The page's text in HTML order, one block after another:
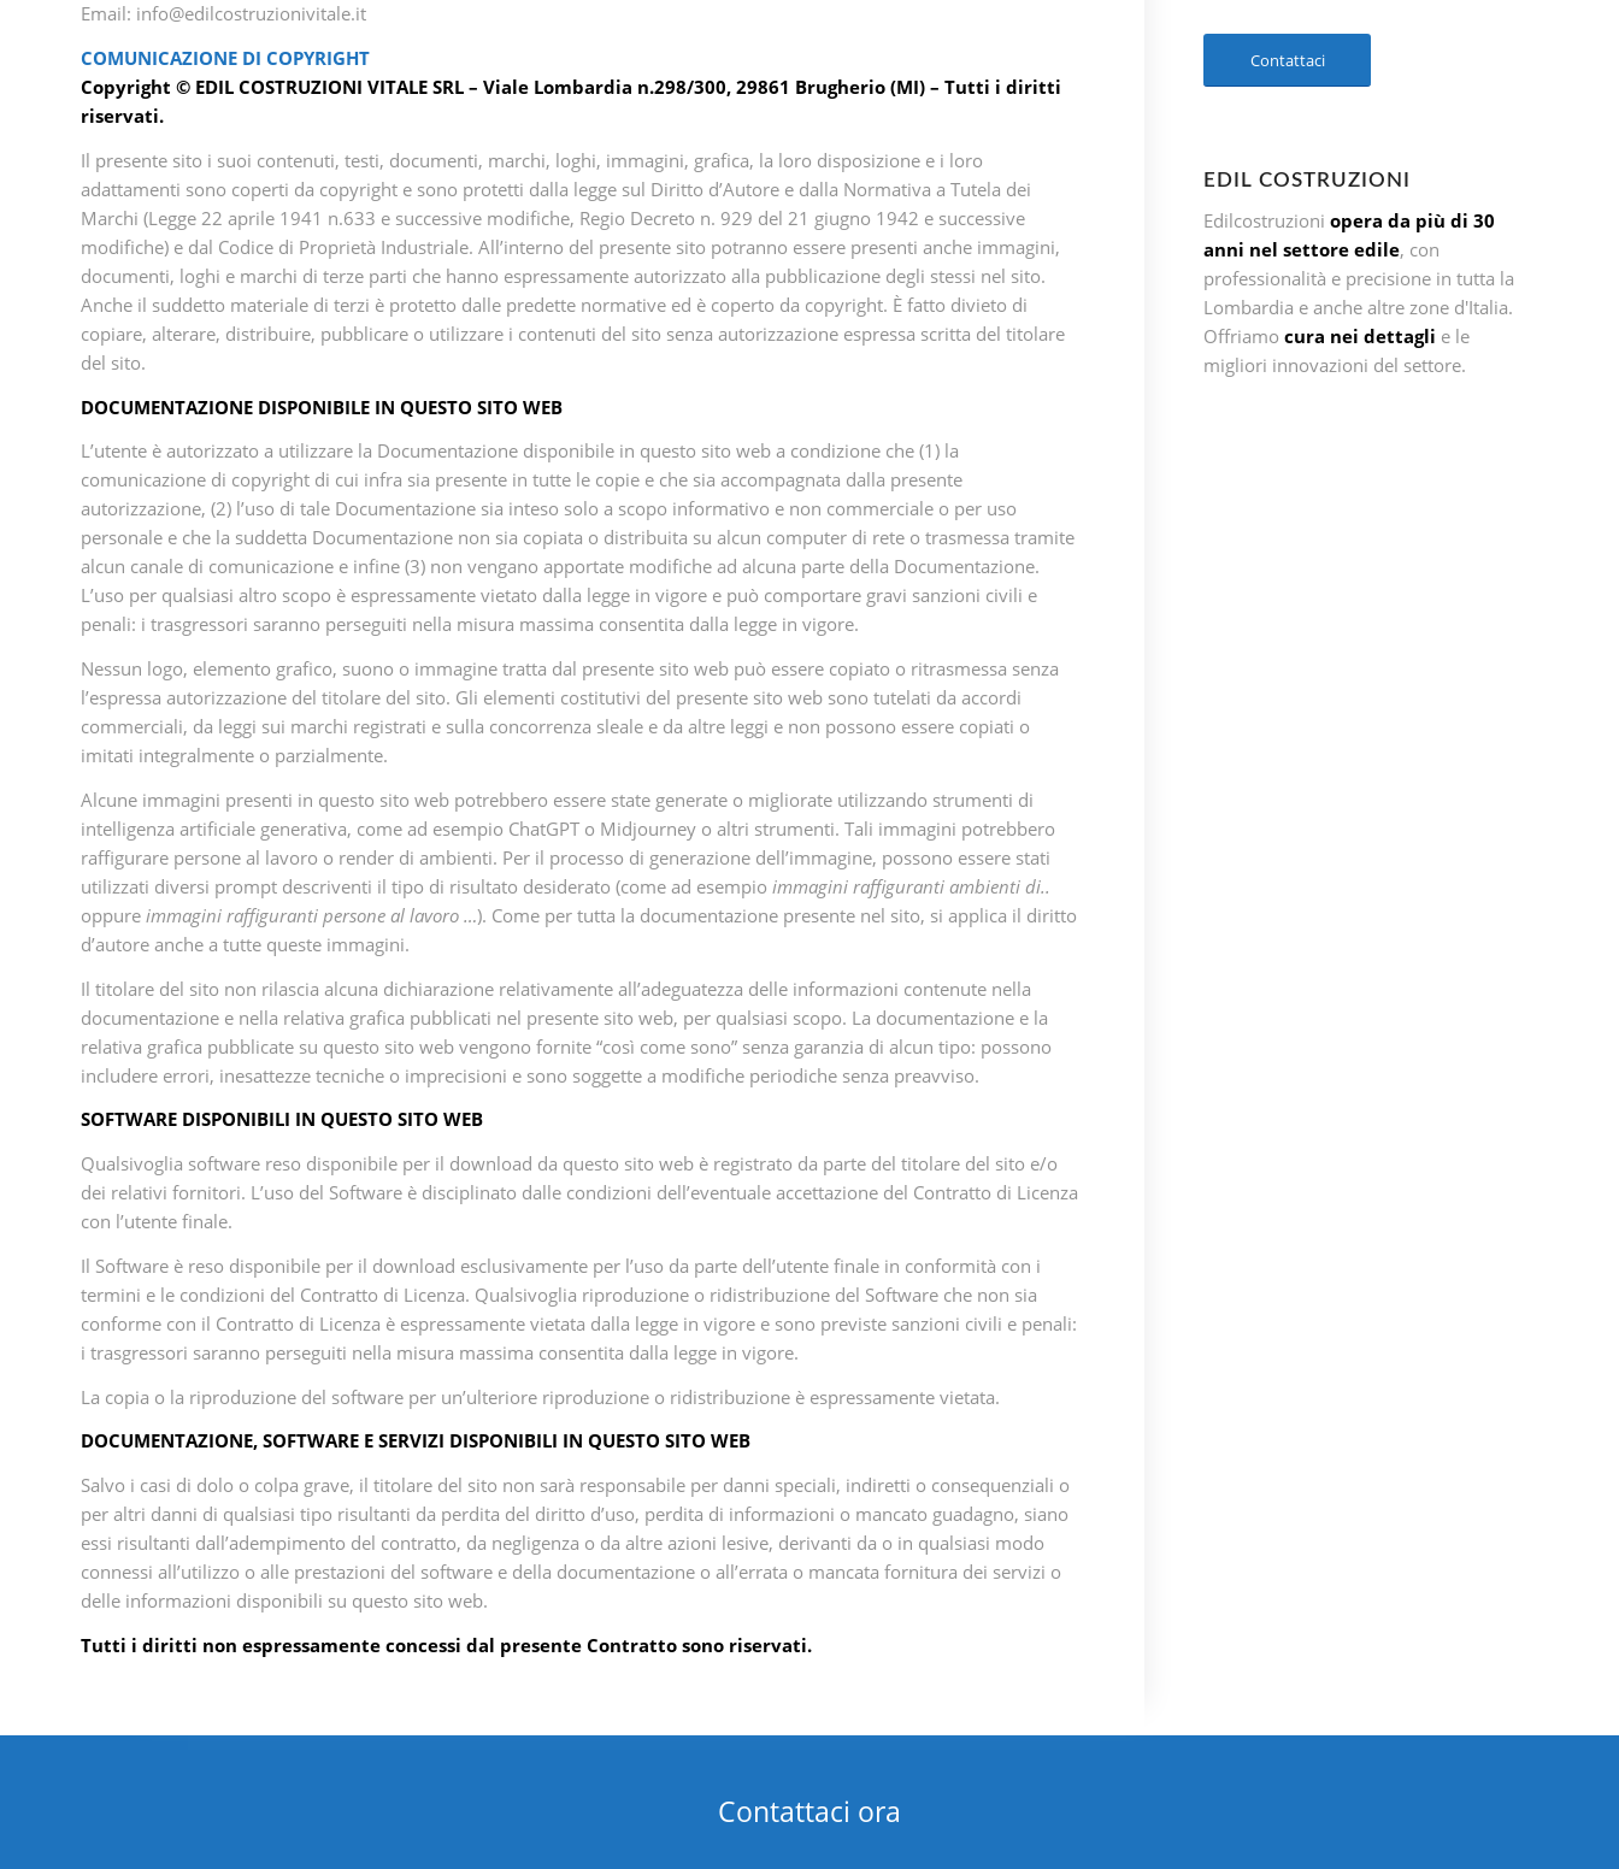
Email: info@edilcostruzionivitale.it
COMUNICAZIONE DI COPYRIGHT
Copyright © EDIL COSTRUZIONI VITALE SRL – Viale Lombardia n.298/300, 29861 Brugherio (MI) – Tutti i diritti
riservati.
Il presente sito i suoi contenuti, testi, documenti, marchi, loghi, immagini, grafica, la loro disposizione e i loro
adattamenti sono coperti da copyright e sono protetti dalla legge sul Diritto d’Autore e dalla Normativa a Tutela dei
Marchi (Legge 22 aprile 1941 n.633 e successive modifiche, Regio Decreto n. 929 del 21 giugno 1942 e successive
modifiche) e dal Codice di Proprietà Industriale. All’interno del presente sito potranno essere presenti anche immagini,
documenti, loghi e marchi di terze parti che hanno espressamente autorizzato alla pubblicazione degli stessi nel sito.
Anche il suddetto materiale di terzi è protetto dalle predette normative ed è coperto da copyright. È fatto divieto di
copiare, alterare, distribuire, pubblicare o utilizzare i contenuti del sito senza autorizzazione espressa scritta del titolare
del sito.
DOCUMENTAZIONE DISPONIBILE IN QUESTO SITO WEB
L’utente è autorizzato a utilizzare la Documentazione disponibile in questo sito web a condizione che (1) la
comunicazione di copyright di cui infra sia presente in tutte le copie e che sia accompagnata dalla presente
autorizzazione, (2) l’uso di tale Documentazione sia inteso solo a scopo informativo e non commerciale o per uso
personale e che la suddetta Documentazione non sia copiata o distribuita su alcun computer di rete o trasmessa tramite
alcun canale di comunicazione e infine (3) non vengano apportate modifiche ad alcuna parte della Documentazione.
L’uso per qualsiasi altro scopo è espressamente vietato dalla legge in vigore e può comportare gravi sanzioni civili e
penali: i trasgressori saranno perseguiti nella misura massima consentita dalla legge in vigore.
Nessun logo, elemento grafico, suono o immagine tratta dal presente sito web può essere copiato o ritrasmessa senza
l’espressa autorizzazione del titolare del sito. Gli elementi costitutivi del presente sito web sono tutelati da accordi
commerciali, da leggi sui marchi registrati e sulla concorrenza sleale e da altre leggi e non possono essere copiati o
imitati integralmente o parzialmente.
Alcune immagini presenti in questo sito web potrebbero essere state generate o migliorate utilizzando strumenti di
intelligenza artificiale generativa, come ad esempio ChatGPT o Midjourney o altri strumenti. Tali immagini potrebbero
raffigurare persone al lavoro o render di ambienti. Per il processo di generazione dell’immagine, possono essere stati
utilizzati diversi prompt descriventi il tipo di risultato desiderato (come ad esempio immagini raffiguranti ambienti di..
oppure immagini raffiguranti persone al lavoro …). Come per tutta la documentazione presente nel sito, si applica il diritto
d’autore anche a tutte queste immagini.
Il titolare del sito non rilascia alcuna dichiarazione relativamente all’adeguatezza delle informazioni contenute nella
documentazione e nella relativa grafica pubblicati nel presente sito web, per qualsiasi scopo. La documentazione e la
relativa grafica pubblicate su questo sito web vengono fornite “così come sono” senza garanzia di alcun tipo: possono
includere errori, inesattezze tecniche o imprecisioni e sono soggette a modifiche periodiche senza preavviso.
SOFTWARE DISPONIBILI IN QUESTO SITO WEB
Qualsivoglia software reso disponibile per il download da questo sito web è registrato da parte del titolare del sito e/o
dei relativi fornitori. L’uso del Software è disciplinato dalle condizioni dell’eventuale accettazione del Contratto di Licenza
con l’utente finale.
Il Software è reso disponibile per il download esclusivamente per l’uso da parte dell’utente finale in conformità con i
termini e le condizioni del Contratto di Licenza. Qualsivoglia riproduzione o ridistribuzione del Software che non sia
conforme con il Contratto di Licenza è espressamente vietata dalla legge in vigore e sono previste sanzioni civili e penali:
i trasgressori saranno perseguiti nella misura massima consentita dalla legge in vigore.
La copia o la riproduzione del software per un’ulteriore riproduzione o ridistribuzione è espressamente vietata.
DOCUMENTAZIONE, SOFTWARE E SERVIZI DISPONIBILI IN QUESTO SITO WEB
Salvo i casi di dolo o colpa grave, il titolare del sito non sarà responsabile per danni speciali, indiretti o consequenziali o
per altri danni di qualsiasi tipo risultanti da perdita del diritto d’uso, perdita di informazioni o mancato guadagno, siano
essi risultanti dall’adempimento del contratto, da negligenza o da altre azioni lesive, derivanti da o in qualsiasi modo
connessi all’utilizzo o alle prestazioni del software e della documentazione o all’errata o mancata fornitura dei servizi o
delle informazioni disponibili su questo sito web.
Tutti i diritti non espressamente concessi dal presente Contratto sono riservati.
Contattaci
EDIL COSTRUZIONI
Edilcostruzioniopera da più di 30
anni nel settore edile, con
professionalità e precisione in tutta la
Lombardia e anche altre zone d'Italia.
Offriamocura nei dettagli e le
migliori innovazioni del settore.
Contattaci ora